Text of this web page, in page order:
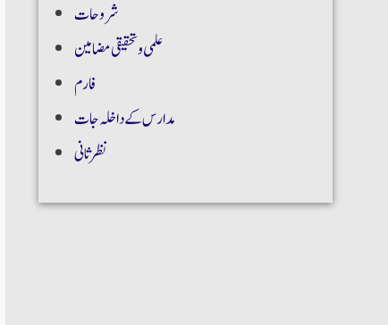
شروحات
علمی و تحقیقی مضامین
فارم
مدارس کے داخلہ جات
نظر ثانی